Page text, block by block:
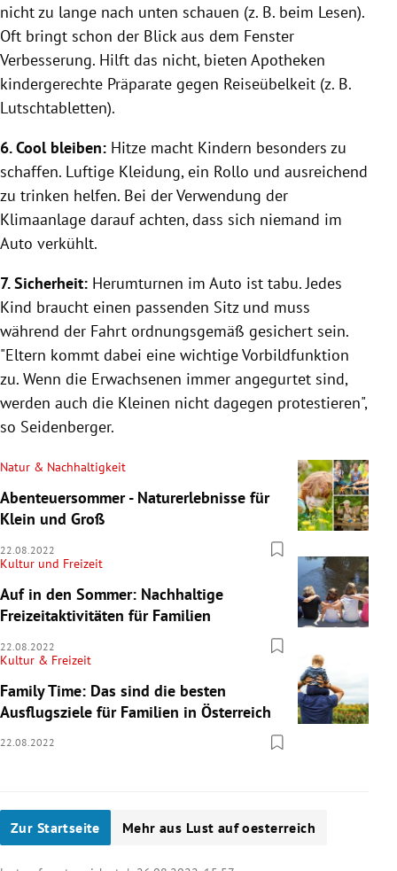
nicht zu lange nach unten schauen (z. B. beim Lesen).
Oft bringt schon der Blick aus dem Fenster
Verbesserung. Hilft das nicht, bieten Apotheken
kindergerechte Präparate gegen Reiseübelkeit (z. B.
Lutschtabletten).
6. Cool bleiben: Hitze macht Kindern besonders zu
schaffen. Luftige Kleidung, ein Rollo und ausreichend
zu trinken helfen. Bei der Verwendung der
Klimaanlage darauf achten, dass sich niemand im
Auto verkühlt.
7. Sicherheit: Herumturnen im Auto ist tabu. Jedes
Kind braucht einen passenden Sitz und muss
während der Fahrt ordnungsgemäß gesichert sein.
"Eltern kommt dabei eine wichtige Vorbildfunktion
zu. Wenn die Erwachsenen immer angegurtet sind,
werden auch die Kleinen nicht dagegen protestieren",
so Seidenberger.
Natur & Nachhaltigkeit
Abenteuersommer - Naturerlebnisse für
Klein und Groß
22.08.2022
Kultur und Freizeit
Auf in den Sommer: Nachhaltige
Freizeitaktivitäten für Familien
22.08.2022
Kultur & Freizeit
Family Time: Das sind die besten
Ausflugsziele für Familien in Österreich
22.08.2022
Zur Startseite Mehr aus Lust auf oesterreich